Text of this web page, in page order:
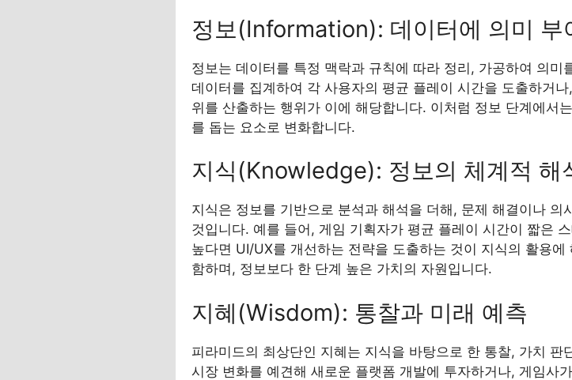
정보(Information): 데이터에 의미 부
정보는 데이터를 특정 맥락과 규칙에 따라 정리, 가공하여 의
데이터를 집계하여 각 사용자의 평균 플레이 시간을 도출하거
위를 산출하는 행위가 이에 해당합니다. 이처럼 정보 단계에서
를 돕는 요소로 변화합니다.
지식(Knowledge): 정보의 체계적 해
지식은 정보를 기반으로 분석과 해석을 더해, 문제 해결이나
것입니다. 예를 들어, 게임 기획자가 평균 플레이 시간이 짧은
높다면 UI/UX를 개선하는 전략을 도출하는 것이 지식의 활용
함하며, 정보보다 한 단계 높은 가치의 자원입니다.
지혜(Wisdom): 통찰과 미래 예측
피라미드의 최상단인 지혜는 지식을 바탕으로 한 통찰, 가치
시장 변화를 예견해 새로운 플랫폼 개발에 투자하거나, 게임사